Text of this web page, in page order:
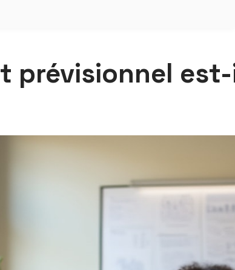
prévisionnel